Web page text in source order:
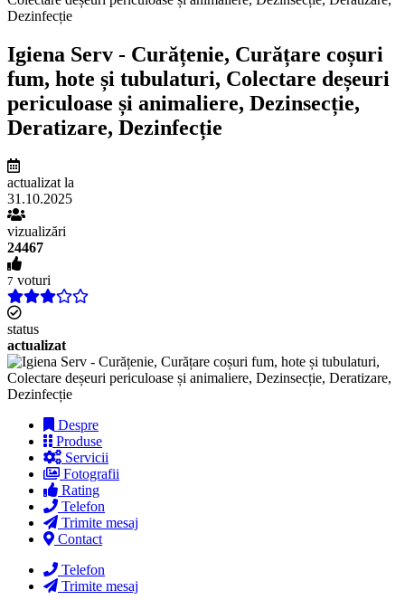
Igiena Serv - Curățenie, Curățare coșuri
fum, hote și tubulaturi, Colectare deșeuri
periculoase și animaliere, Dezinsecție,
Deratizare, Dezinfecție
actualizat la
31.10.2025
vizualizări
24467
7 voturi
status
actualizat
Despre
Produse
Servicii
Fotografii
Rating
Telefon
Trimite mesaj
Contact
Telefon
Trimite mesaj